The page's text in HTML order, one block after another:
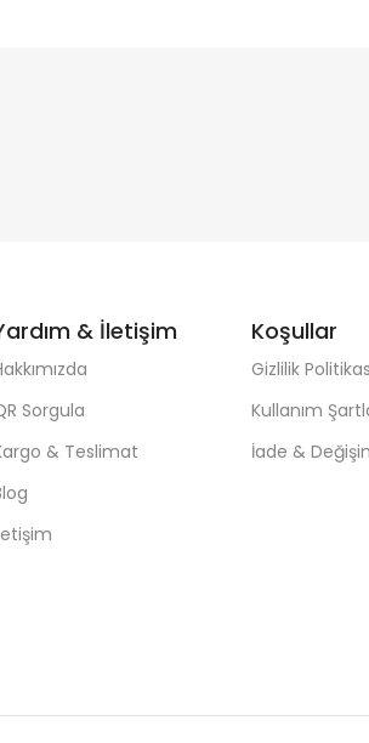
& İletişim
Sorgula
& Teslimat
Koşullar
Gizlilik
Kullanım
İade &